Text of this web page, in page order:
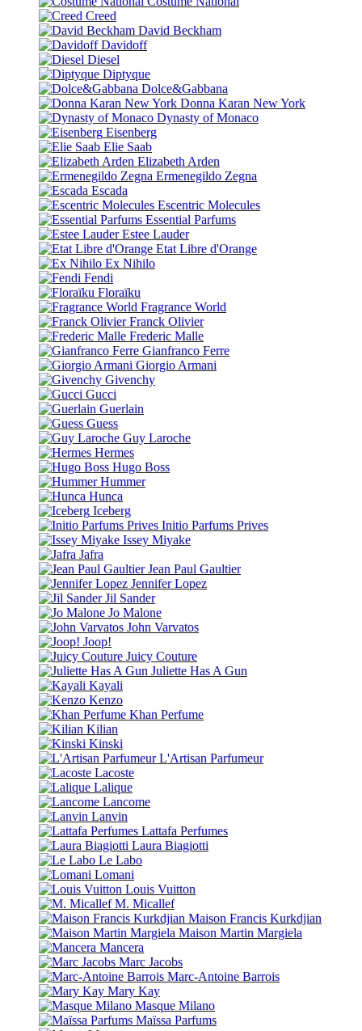
Creed
David Beckham
Davidoff
Diesel
Diptyque
Dolce&Gabbana
Donna Karan New York
Dynasty of Monaco
Eisenberg
Elie Saab
Elizabeth Arden
Ermenegildo Zegna
Escada
Escentric Molecules
Essential Parfums
Estee Lauder
Etat Libre d'Orange
Ex Nihilo
Fendi
Floraïku
Fragrance World
Franck Olivier
Frederic Malle
Gianfranco Ferre
Giorgio Armani
Givenchy
Gucci
Guerlain
Guess
Guy Laroche
Hermes
Hugo Boss
Hummer
Hunca
Iceberg
Initio Parfums Prives
Issey Miyake
Jafra
Jean Paul Gaultier
Jennifer Lopez
Jil Sander
Jo Malone
John Varvatos
Joop!
Juicy Couture
Juliette Has A Gun
Kayali
Kenzo
Khan Perfume
Kilian
Kinski
L'Artisan Parfumeur
Lacoste
Lalique
Lancome
Lanvin
Lattafa Perfumes
Laura Biagiotti
Le Labo
Lomani
Louis Vuitton
M. Micallef
Maison Francis Kurkdjian
Maison Martin Margiela
Mancera
Marc Jacobs
Marc-Antoine Barrois
Mary Kay
Masque Milano
Maïssa Parfums